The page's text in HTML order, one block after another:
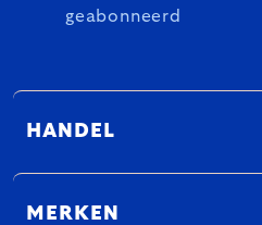
geabonneerd
HANDEL
MERKEN